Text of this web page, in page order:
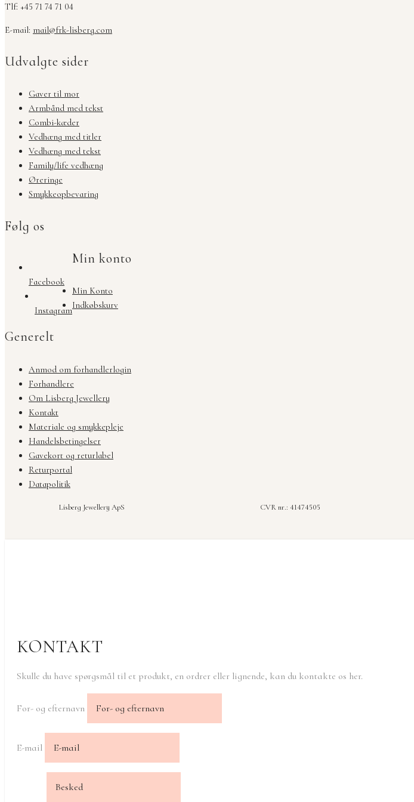
Tlf: +45 71 74 71 04
E-mail: mail@frk-lisberg.com
Udvalgte sider
Gaver til mor
Armbånd med tekst
Combi-kæder
Vedhæng med titler
Vedhæng med tekst
Family/life vedhæng
Øreringe
Smykkeopbevaring
Følg os
Facebook
Instagram
Min konto
Min Konto
Indkøbskurv
Generelt
Anmod om forhandlerlogin
Forhandlere
Om Lisberg Jewellery
Kontakt
Materiale og smykkepleje
Handelsbetingelser
Gavekort og returlabel
Returportal
Datapolitik
Lisberg Jewellery ApS CVR nr.: 41474505
KONTAKT
Skulle du have spørgsmål til et produkt, en ordrer eller lignende, kan du kontakte os her.
For- og efternavn
E-mail